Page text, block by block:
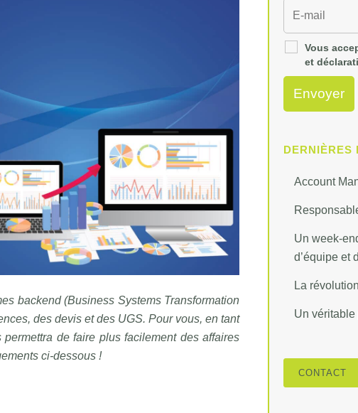
backend (Business Systems Transformation
des devis et des UGS. Pour vous, en tant
de faire plus facilement des affaires
ci-dessous !
Vous
et
DERNIÈRES
Account
Un week-
d’équipe et
La
Un
CONTACT